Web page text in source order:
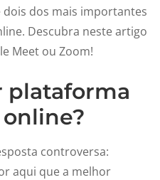
dos mais importantes
Descubra neste artigo
Meet ou Zoom!
plataforma
controversa:
aqui que a melhor